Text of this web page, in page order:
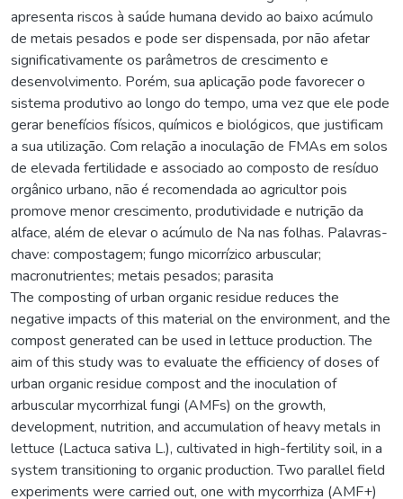
apresenta riscos à saúde humana devido ao baixo acúmulo
de metais pesados e pode ser dispensada, por não afetar
significativamente os parâmetros de crescimento e
desenvolvimento. Porém, sua aplicação pode favorecer o
sistema produtivo ao longo do tempo, uma vez que ele pode
gerar benefícios físicos, químicos e biológicos, que justificam
a sua utilização. Com relação a inoculação de FMAs em solos
de elevada fertilidade e associado ao composto de resíduo
orgânico urbano, não é recomendada ao agricultor pois
promove menor crescimento, produtividade e nutrição da
alface, além de elevar o acúmulo de Na nas folhas. Palavras-
chave: compostagem; fungo micorrízico arbuscular;
macronutrientes; metais pesados; parasita
The composting of urban organic residue reduces the
negative impacts of this material on the environment, and the
compost generated can be used in lettuce production. The
aim of this study was to evaluate the efficiency of doses of
urban organic residue compost and the inoculation of
arbuscular mycorrhizal fungi (AMFs) on the growth,
development, nutrition, and accumulation of heavy metals in
lettuce (Lactuca sativa L.), cultivated in high-fertility soil, in a
system transitioning to organic production. Two parallel field
experiments were carried out, one with mycorrhiza (AMF+)